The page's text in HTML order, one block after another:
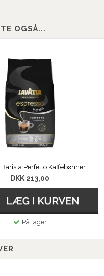
OGSÅ...
Perfetto Kaffebønner
DKK 213,00
På lager